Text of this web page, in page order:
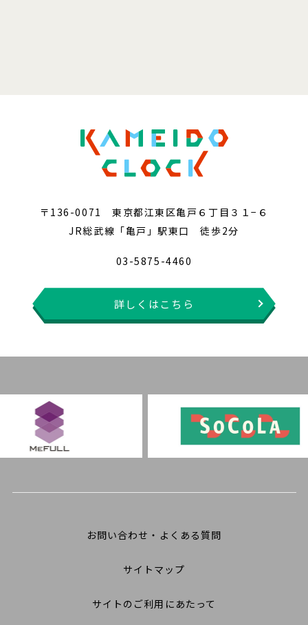
〒136-0071 東京都江東区亀戸６丁目３１−６
JR総武線「亀戸」駅東口 徒歩2分
03-5875-4460
詳しくはこちら
お問い合わせ・よくある質問
サイトマップ
サイトのご利用にあたって